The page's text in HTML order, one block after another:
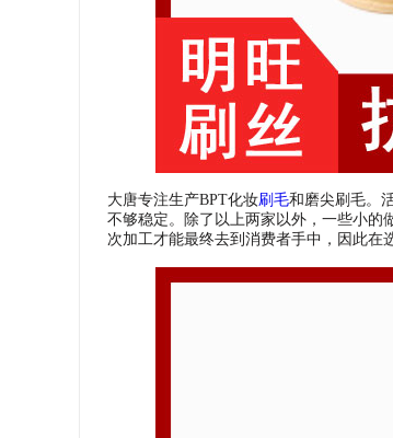
大唐专注生产BPT化妆刷毛和磨尖刷毛。
不够稳定。除了以上两家以外，一些小的
次加工才能最终去到消费者手中，因此在